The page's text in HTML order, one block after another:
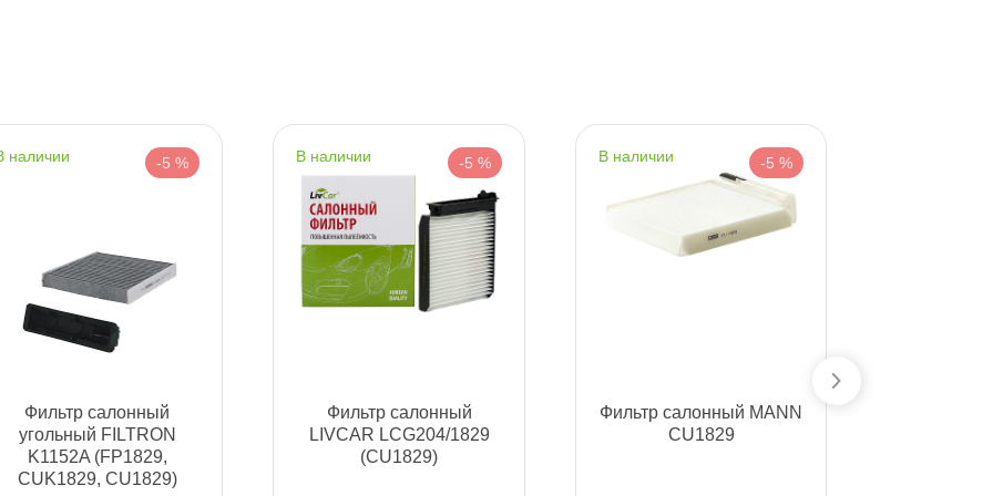
-5 %
Фильтр салонный
угольный FILTRON
K1152A (FP1829,
CUK1829, CU1829)
наличии -5 %
Фильтр салонный
LIVCAR LCG204/1829
(CU1829)
наличии -5 %
Фильтр салонный MANN
CU1829